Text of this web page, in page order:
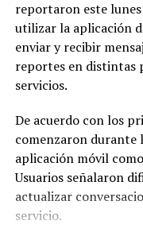
reportaron este
utilizar la aplicación
enviar y recibir
reportes en distintas
servicios.
De acuerdo con los
comenzaron
aplicación móvil
Usuarios señalaron
actualizar
servicio.